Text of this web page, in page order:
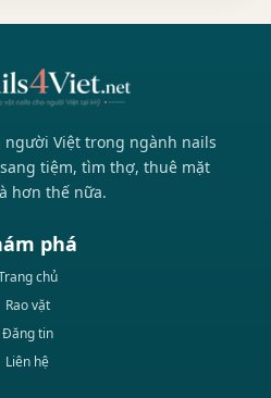
Việt trong ngành nails
tiệm, tìm thợ, thuê mặt
hơn thế nữa.
phá
chủ
Rao vặt
Đăng tin
Liên hệ